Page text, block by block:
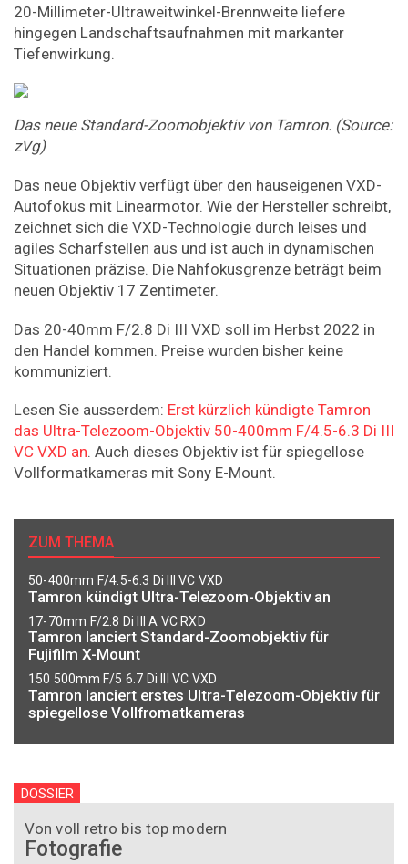
20-Millimeter-Ultraweitwinkel-Brennweite liefere
hingegen Landschaftsaufnahmen mit markanter
Tiefenwirkung.
Das neue Standard-Zoomobjektiv von Tamron. (Source:
zVg)
Das neue Objektiv verfügt über den hauseigenen VXD-
Autofokus mit Linearmotor. Wie der Hersteller schreibt,
zeichnet sich die VXD-Technologie durch leises und
agiles Scharfstellen aus und ist auch in dynamischen
Situationen präzise. Die Nahfokusgrenze beträgt beim
neuen Objektiv 17 Zentimeter.
Das 20-40mm F/2.8 Di III VXD soll im Herbst 2022 in
den Handel kommen. Preise wurden bisher keine
kommuniziert.
Lesen Sie ausserdem: Erst kürzlich kündigte Tamron
das Ultra-Telezoom-Objektiv 50-400mm F/4.5-6.3 Di III
VC VXD an. Auch dieses Objektiv ist für spiegellose
Vollformatkameras mit Sony E-Mount.
ZUM THEMA
50-400mm F/4.5-6.3 Di III VC VXD
Tamron kündigt Ultra-Telezoom-Objektiv an
17-70mm F/2.8 Di III A VC RXD
Tamron lanciert Standard-Zoomobjektiv für
Fujifilm X-Mount
150 500mm F/5 6.7 Di III VC VXD
Tamron lanciert erstes Ultra-Telezoom-Objektiv für
spiegellose Vollfromatkameras
DOSSIER
Von voll retro bis top modern
Fotografie